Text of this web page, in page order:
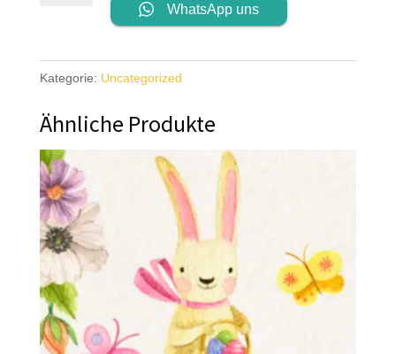
Menge
WhatsApp uns
Kategorie: Uncategorized
Ähnliche Produkte